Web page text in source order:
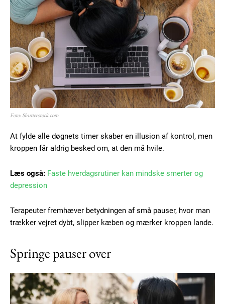
Nullam eu erat condimentum
Donec quis est ac felis
Orci varius natoque dolor
Member full access
100DKK
Praesent euismod ac
Ut mollis pellentesque tortor
Orci varius natoque dolor
YEARLY PRICING MONTHLY PRICING
Foto: Shutterstock.com
At fylde alle døgnets timer skaber en illusion af kontrol, men
kroppen får aldrig besked om, at den må hvile.
Læs også: Faste hverdagsrutiner kan mindske smerter og
depression
Terapeuter fremhæver betydningen af små pauser, hvor man
trækker vejret dybt, slipper kæben og mærker kroppen lande.
Springe pauser over